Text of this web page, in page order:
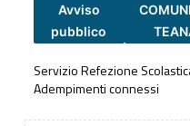
Avviso
pubblico
Servizio Refezione
Adempimenti connessi